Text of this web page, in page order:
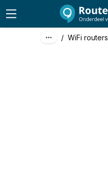
/ WiFi routers
excl. btw
incl. btw